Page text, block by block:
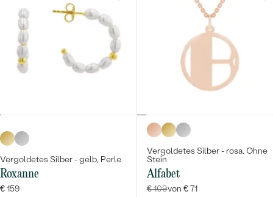
Vergoldetes Silber - gelb, Perle
Roxanne
€ 159
Vergoldetes Silber - rosa, Ohne
Stein
Alfabet
€ 109von € 71